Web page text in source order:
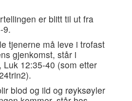
er blitt til ut fra
9.
tjenerne må leve i trofast
gjenkomst, står i
Luk 12:35-40 (som etter
blod og ild og røyksøyler